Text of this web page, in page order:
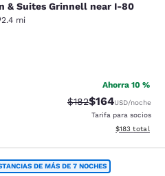
Grinnell near
& Suites Grinnell near I-80
2.4 mi
3.99 estrellas. Bueno. 1061 reseñas
Ahorra 10 %
Precio tachado:
$182Precio con
$164USD/noche
Tarifa para socios
Ver detalles
$183 total
Grinnell near
DE MÁS DE 7 NOCHES